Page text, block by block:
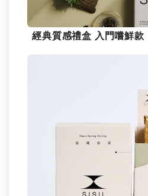
經典質感禮盒 入門嚐鮮